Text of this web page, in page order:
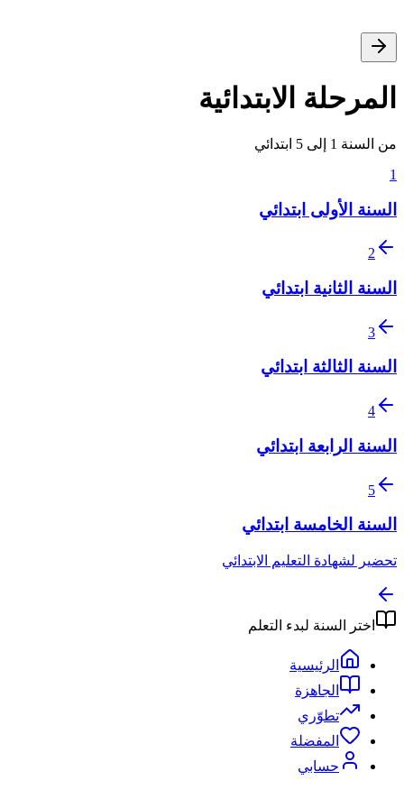
المرحلة الابتدائية
من السنة 1 إلى 5 ابتدائي
1
السنة الأولى ابتدائي
2
السنة الثانية ابتدائي
3
السنة الثالثة ابتدائي
4
السنة الرابعة ابتدائي
5
السنة الخامسة ابتدائي
تحضير لشهادة التعليم الابتدائي
اختر السنة لبدء التعلم
الرئيسية
الجاهزة
تطوّري
المفضلة
حسابي